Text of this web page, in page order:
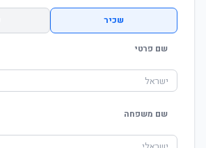
שכיר
שם פרטי
שם משפחה